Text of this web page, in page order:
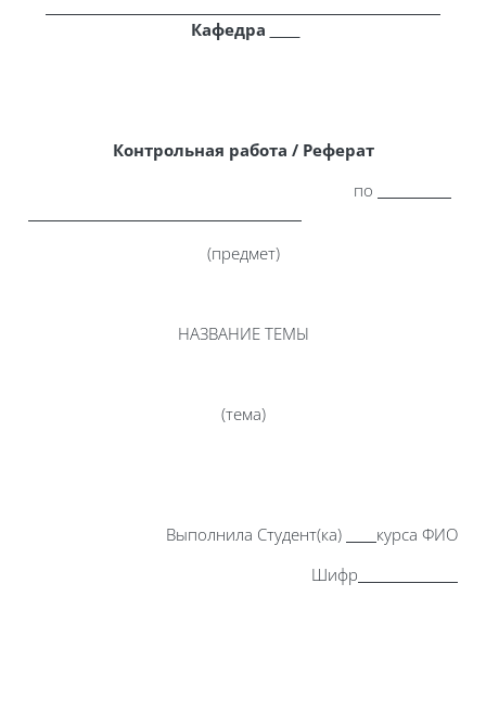
Кафедра
Контрольная работа / Реферат
по
(предмет)
НАЗВАНИЕ ТЕМЫ
(тема)
Выполнила Студент(ка)
курса ФИО
Шифр